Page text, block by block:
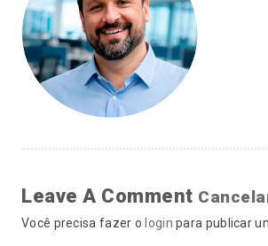
Leave A Comment
Você precisa fazer o login para publicar